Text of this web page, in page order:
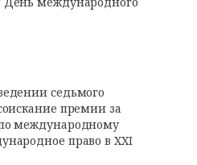
седьмого
премии за
международному
право в XXI